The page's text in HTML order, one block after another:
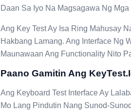
Daan Sa Iyo Na Magsagawa Ng
Ang Key Test Ay Isa Ring Mahusay
Hakbang Lamang. Ang Interface Ng
Maunawaan Ang Functionality Nito
Paano Gamitin Ang
Ang Keyboard Test Interface Ay
Mo Lang Pindutin Nang Sunod-